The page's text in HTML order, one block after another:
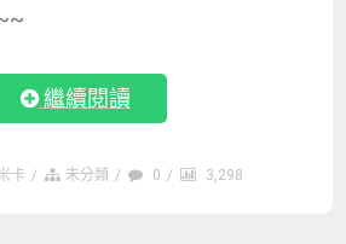
繼續閱讀
卡 / 未分類 / 0 / 3,298